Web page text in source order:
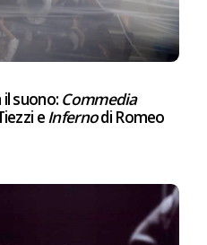
il suono: Commedia
eInfernodi Romeo